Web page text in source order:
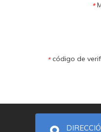
*
* código de